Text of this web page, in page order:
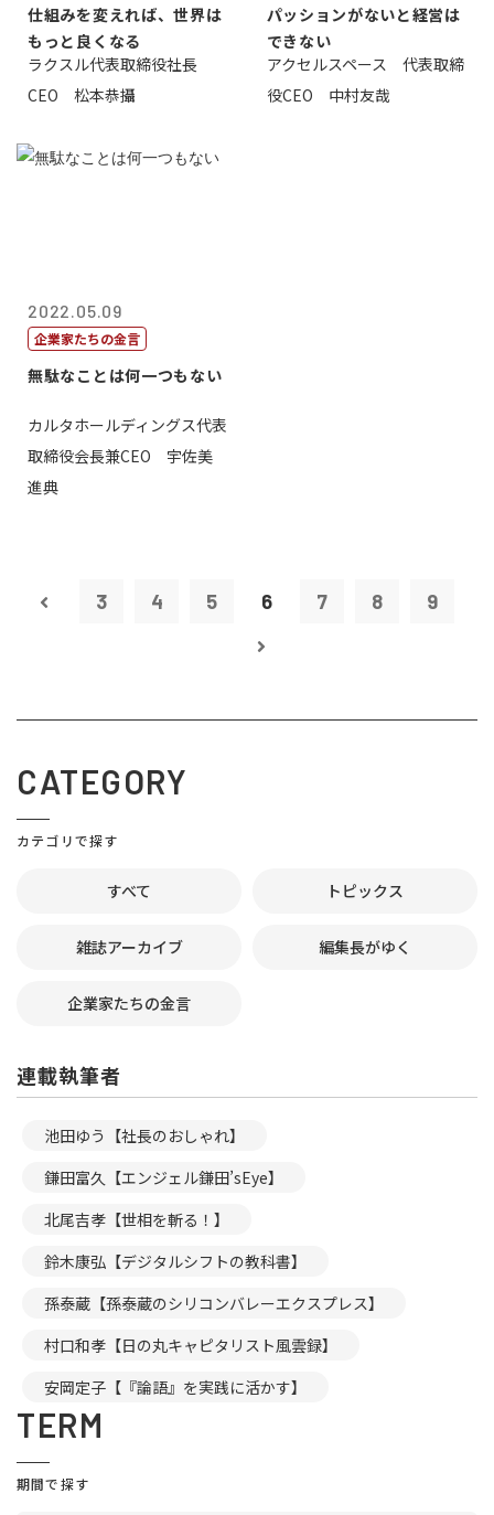
仕組みを変えれば、世界は
もっと良くなる
ラクスル代表取締役社長
CEO 松本恭攝
パッションがないと経営は
できない
アクセルスペース 代表取締
役CEO 中村友哉
2022.05.09
企業家たちの金言
無駄なことは何一つもない
カルタホールディングス代表
取締役会長兼CEO 宇佐美
進典
3 4 5 6 7 8 9
CATEGORY
カテゴリで探す
すべて トピックス
雑誌アーカイブ 編集長がゆく
企業家たちの金言
連載執筆者
池田ゆう【社長のおしゃれ】
鎌田富久【エンジェル鎌田’sEye】
北尾吉孝【世相を斬る！】
鈴木康弘【デジタルシフトの教科書】
孫泰蔵【孫泰蔵のシリコンバレーエクスプレス】
村口和孝【日の丸キャピタリスト風雲録】
安岡定子【『論語』を実践に活かす】
TERM
期間で探す